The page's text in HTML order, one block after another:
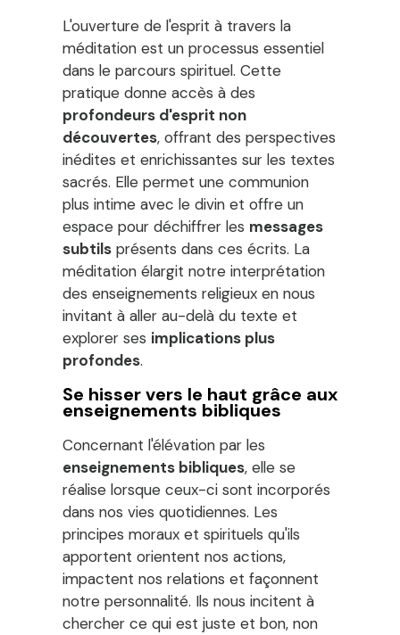
L'ouverture de l'esprit à travers la
méditation est un processus essentiel
dans le parcours spirituel. Cette
pratique donne accès à des
profondeurs d'esprit non
découvertes, offrant des perspectives
inédites et enrichissantes sur les textes
sacrés. Elle permet une communion
plus intime avec le divin et offre un
espace pour déchiffrer les messages
subtils présents dans ces écrits. La
méditation élargit notre interprétation
des enseignements religieux en nous
invitant à aller au-delà du texte et
explorer ses implications plus
profondes.
Se hisser vers le haut grâce aux
enseignements bibliques
Concernant l'élévation par les
enseignements bibliques, elle se
réalise lorsque ceux-ci sont incorporés
dans nos vies quotidiennes. Les
principes moraux et spirituels qu'ils
apportent orientent nos actions,
impactent nos relations et façonnent
notre personnalité. Ils nous incitent à
chercher ce qui est juste et bon, non